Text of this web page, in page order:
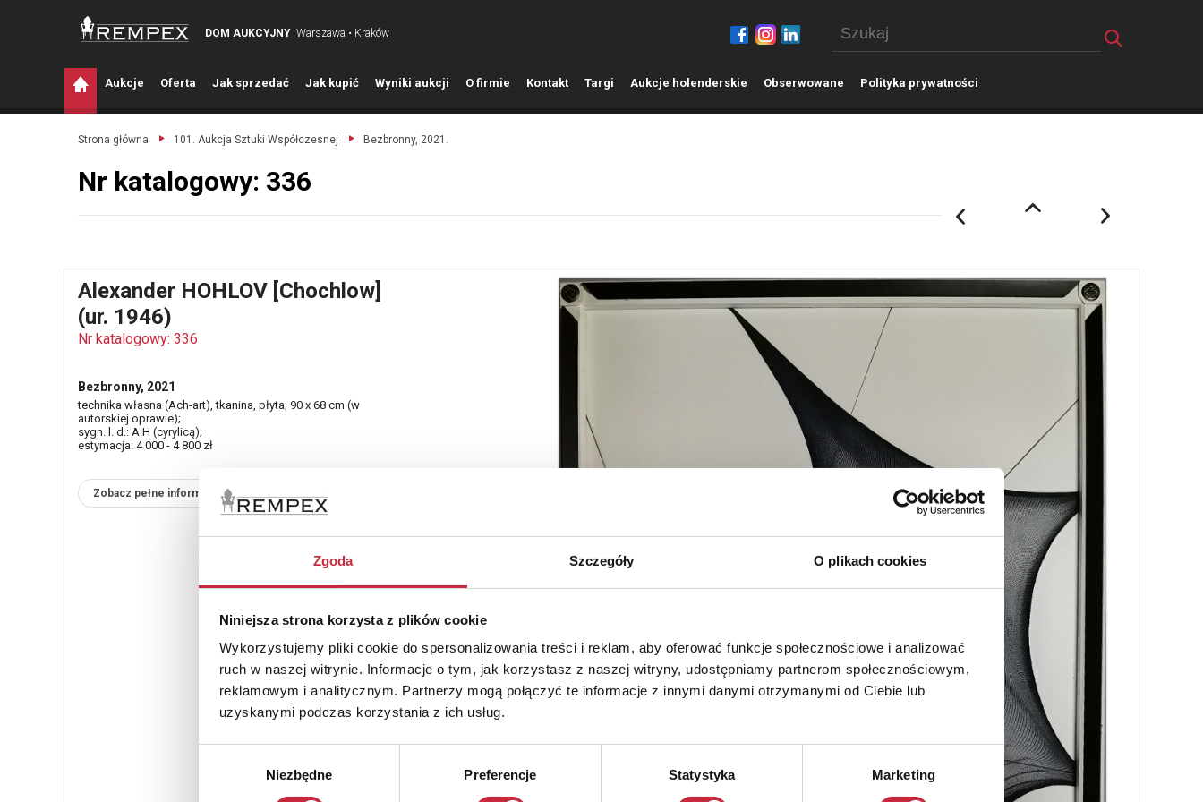
Zgoda Szczegóły O plikach cookies
Niniejsza strona korzysta z plików cookie
Wykorzystujemy pliki cookie do spersonalizowania treści i reklam, aby oferować funkcje społecznościowe i analizować
ruch w naszej witrynie. Informacje o tym, jak korzystasz z naszej witryny, udostępniamy partnerom społecznościowym,
reklamowym i analitycznym. Partnerzy mogą połączyć te informacje z innymi danymi otrzymanymi od Ciebie lub
uzyskanymi podczas korzystania z ich usług.
Niezbędne Preferencje Statystyka Marketing
DOM AUKCYJNY Warszawa • Kraków
Aukcje Oferta Jak sprzedać Jak kupić Wyniki aukcji O firmie Kontakt Targi Aukcje holenderskie Obserwowane Polityka prywatności
Strona główna 101. Aukcja Sztuki Współczesnej Bezbronny, 2021.
Nr katalogowy: 336
Alexander HOHLOV [Chochlow]
(ur. 1946)
Nr katalogowy: 336
Bezbronny, 2021
technika własna (Ach-art), tkanina, płyta; 90 x 68 cm (w
autorskiej oprawie);
sygn. l. d.: A.H (cyrylicą);
estymacja: 4 000 - 4 800 zł
Zobacz pełne informacje